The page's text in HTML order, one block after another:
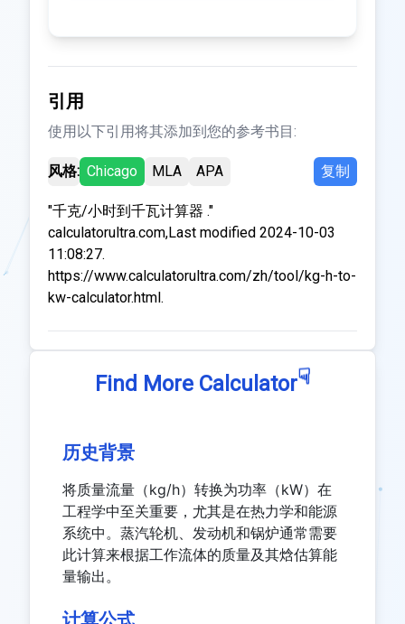
引用
使用以下引用将其添加到您的参考书目:
风格: Chicago MLA APA 复制
"千克/小时到千瓦计算器 ."
calculatorultra.com,Last modified 2024-10-03
11:08:27.
https://www.calculatorultra.com/zh/tool/kg-h-to-
kw-calculator.html.
Find More Calculator☟
历史背景
将质量流量（kg/h）转换为功率（kW）在
工程学中至关重要，尤其是在热力学和能源
系统中。蒸汽轮机、发动机和锅炉通常需要
此计算来根据工作流体的质量及其焓估算能
量输出。
计算公式